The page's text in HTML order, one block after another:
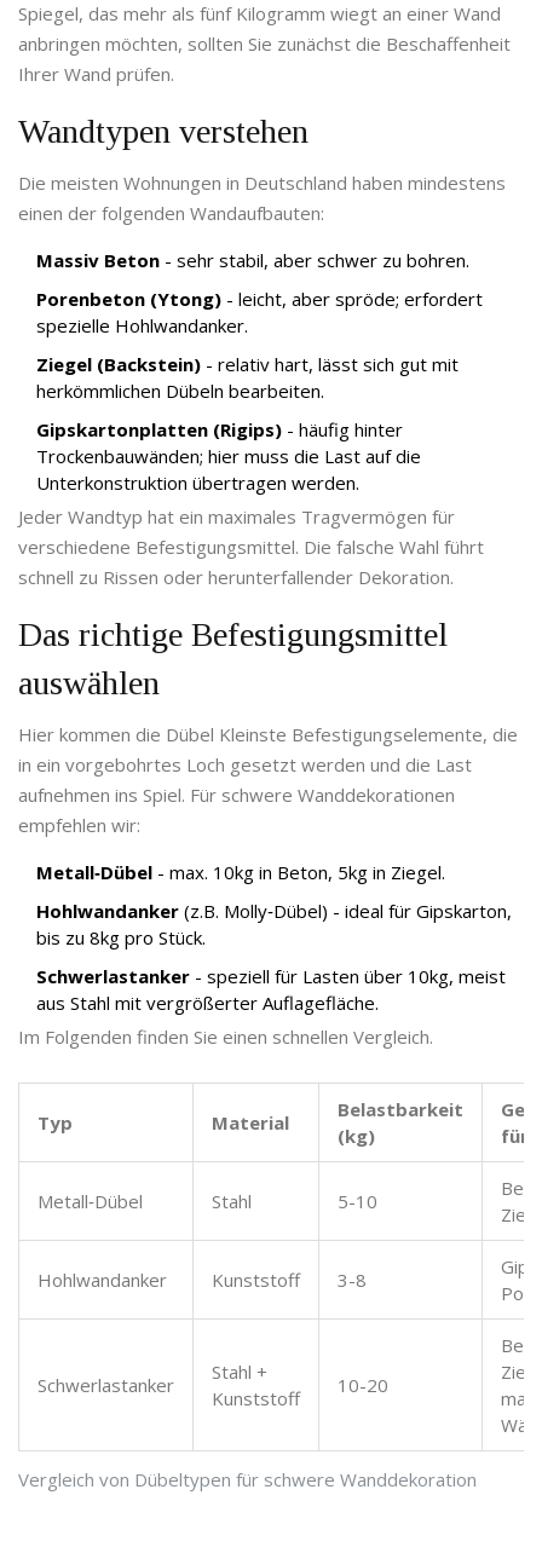
Spiegel, das mehr als fünf Kilogramm wiegt an einer Wand
anbringen möchten, sollten Sie zunächst die Beschaffenheit
Ihrer Wand prüfen.
Wandtypen verstehen
Die meisten Wohnungen in Deutschland haben mindestens
einen der folgenden Wandaufbauten:
Massiv Beton - sehr stabil, aber schwer zu bohren.
Porenbeton (Ytong) - leicht, aber spröde; erfordert
spezielle Hohlwandanker.
Ziegel (Backstein) - relativ hart, lässt sich gut mit
herkömmlichen Dübeln bearbeiten.
Gipskartonplatten (Rigips) - häufig hinter
Trockenbauwänden; hier muss die Last auf die
Unterkonstruktion übertragen werden.
Jeder Wandtyp hat ein maximales Tragvermögen für
verschiedene Befestigungsmittel. Die falsche Wahl führt
schnell zu Rissen oder herunterfallender Dekoration.
Das richtige Befestigungsmittel
auswählen
Hier kommen die Dübel Kleinste Befestigungselemente, die
in ein vorgebohrtes Loch gesetzt werden und die Last
aufnehmen ins Spiel. Für schwere Wanddekorationen
empfehlen wir:
Metall‑Dübel - max. 10kg in Beton, 5kg in Ziegel.
Hohlwandanker (z.B. Molly‑Dübel) - ideal für Gipskarton,
bis zu 8kg pro Stück.
Schwerlastanker - speziell für Lasten über 10kg, meist
aus Stahl mit vergrößerter Auflagefläche.
Im Folgenden finden Sie einen schnellen Vergleich.
Vergleich von Dübeltypen für schwere Wanddekoration
Typ Material
Belastbarkeit
(kg)
für
Metall‑Dübel Stahl 5-10
Hohlwandanker Kunststoff 3-8
Schwerlastanker
Stahl +
Kunststoff
10-20